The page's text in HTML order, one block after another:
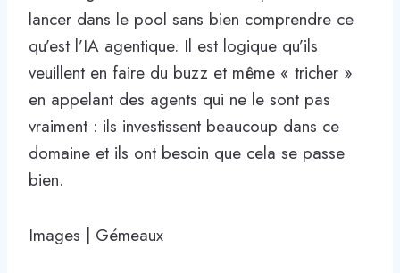
lancer dans le pool sans bien comprendre ce
qu’est l’IA agentique. Il est logique qu’ils
veuillent en faire du buzz et même « tricher »
en appelant des agents qui ne le sont pas
vraiment : ils investissent beaucoup dans ce
domaine et ils ont besoin que cela se passe
bien.
Images | Gémeaux